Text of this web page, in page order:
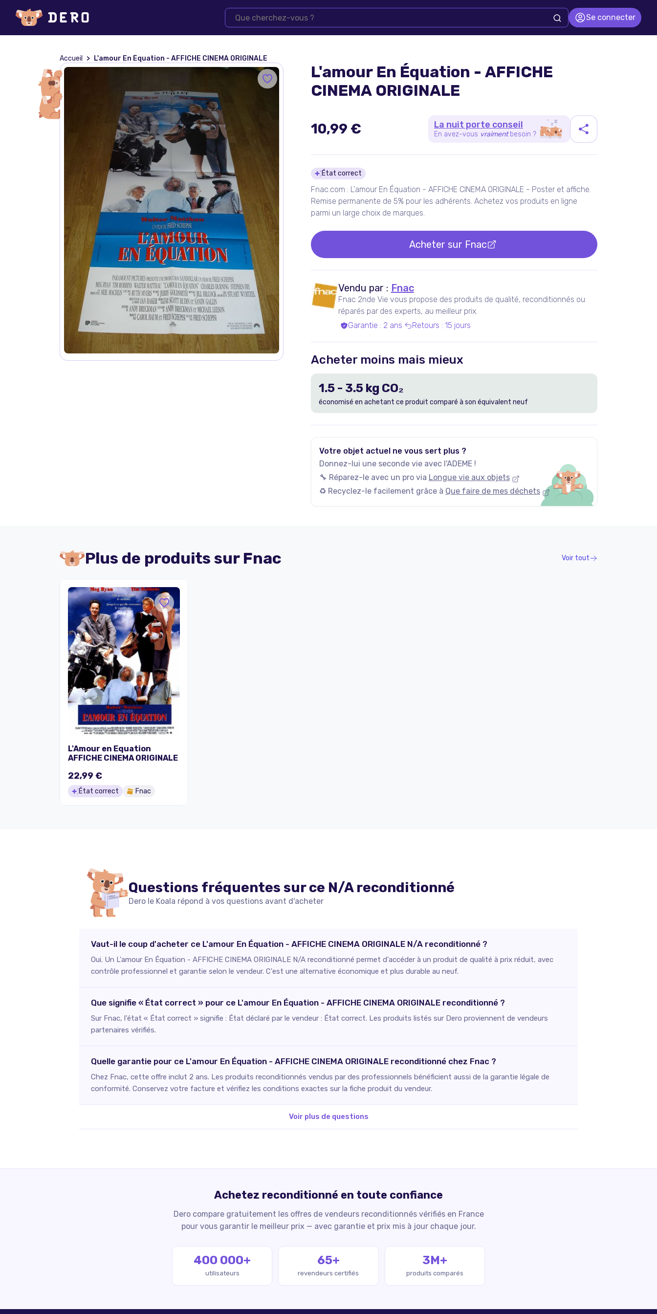
Se connecter
Accueil L'amour En Équation - AFFICHE CINEMA ORIGINALE
L'amour En Équation - AFFICHE
CINEMA ORIGINALE
10,99 € La nuit porte conseil
En avez-vous vraiment besoin ?
Détails du produit
État correct
Fnac.com : L'amour En Équation - AFFICHE CINEMA ORIGINALE - Poster et affiche.
Remise permanente de 5% pour les adhérents. Achetez vos produits en ligne
parmi un large choix de marques.
Acheter sur Fnac
Vendu par : Fnac
Fnac 2nde Vie vous propose des produits de qualité, reconditionnés ou
réparés par des experts, au meilleur prix.
Garantie : 2 ans Retours : 15 jours
Acheter moins mais mieux
1.5- 3.5kg CO₂
économisé en achetant ce produit comparé à son équivalent neuf
Votre objet actuel ne vous sert plus ?
Donnez-lui une seconde vie avec l'ADEME !
🔧 Réparez-le avec un pro via Longue vie aux objets
♻️ Recyclez-le facilement grâce à Que faire de mes déchets
Plus de produits sur Fnac Voir tout
L'Amour en Equation
AFFICHE CINEMA ORIGINALE
22,99 €
État correct Fnac
Questions fréquentes sur ce N/A reconditionné
Dero le Koala répond à vos questions avant d'acheter
Vaut-il le coup d'acheter ce L'amour En Équation - AFFICHE CINEMA ORIGINALE N/A reconditionné ?
Oui. Un L'amour En Équation - AFFICHE CINEMA ORIGINALE N/A reconditionné permet d'accéder à un produit de qualité à prix réduit, avec
contrôle professionnel et garantie selon le vendeur. C'est une alternative économique et plus durable au neuf.
Que signifie « État correct » pour ce L'amour En Équation - AFFICHE CINEMA ORIGINALE reconditionné ?
Sur Fnac, l'état « État correct » signifie : État déclaré par le vendeur : État correct. Les produits listés sur Dero proviennent de vendeurs
partenaires vérifiés.
Quelle garantie pour ce L'amour En Équation - AFFICHE CINEMA ORIGINALE reconditionné chez Fnac ?
Chez Fnac, cette offre inclut 2 ans. Les produits reconditionnés vendus par des professionnels bénéficient aussi de la garantie légale de
conformité. Conservez votre facture et vérifiez les conditions exactes sur la fiche produit du vendeur.
Voir plus de questions
Achetez reconditionné en toute confiance
Dero compare gratuitement les offres de vendeurs reconditionnés vérifiés en France
pour vous garantir le meilleur prix — avec garantie et prix mis à jour chaque jour.
400 000+
utilisateurs
65+
revendeurs certifiés
3M+
produits comparés